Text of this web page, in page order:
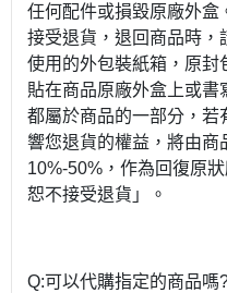
任何配件或損毀原廠外盒
接受退貨，退回商品時，
使用的外包裝紙箱，原封
貼在商品原廠外盒上或
都屬於商品的一部分，若
響您退貨的權益，將由商
10%-50%，作為回復原
恕不接受退貨」。
Q:可以代購指定的商品嗎